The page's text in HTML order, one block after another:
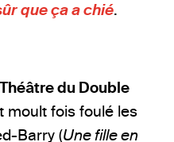
que ça a chié.
Théâtre du Double
moult fois foulé les
Barry (Une fille en